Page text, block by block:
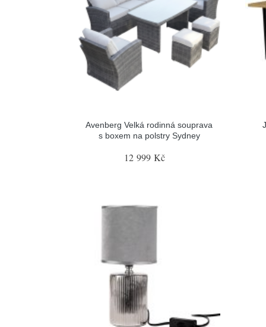
Avenberg Velká rodinná souprava
s boxem na polstry Sydney
12 999 Kč